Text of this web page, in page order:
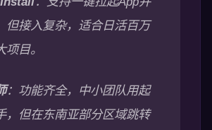
但接入复杂，适合日活百万
项目。
：功能齐全，中小团队用起
，但在东南亚部分区域跳转